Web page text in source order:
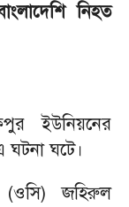
নিহত
ইউনিয়নের
ঘটনা ঘটে।
(ওসি) জহিরুল